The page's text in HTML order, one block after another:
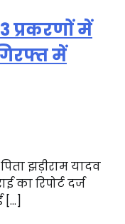
3 प्रकरणों में
में
पिता झड़ीराम यादव
का रिपोर्ट दर्ज
[…]